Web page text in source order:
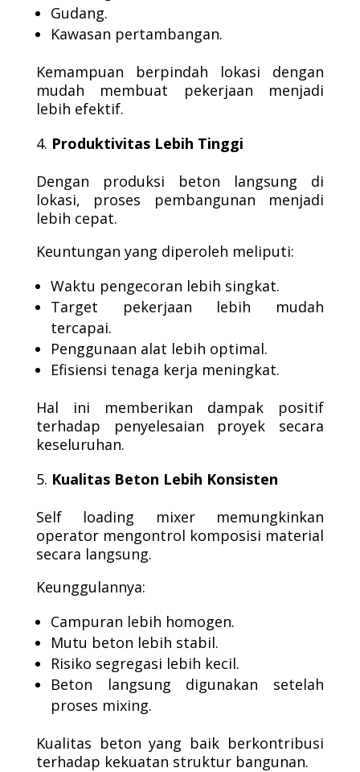
Gudang.
Kawasan pertambangan.
Kemampuan berpindah lokasi dengan
mudah membuat pekerjaan menjadi
lebih efektif.
Produktivitas Lebih Tinggi
Dengan produksi beton langsung di
lokasi, proses pembangunan menjadi
lebih cepat.
Keuntungan yang diperoleh meliputi:
Waktu pengecoran lebih singkat.
Target pekerjaan lebih mudah
tercapai.
Penggunaan alat lebih optimal.
Efisiensi tenaga kerja meningkat.
Hal ini memberikan dampak positif
terhadap penyelesaian proyek secara
keseluruhan.
Kualitas Beton Lebih Konsisten
Self loading mixer memungkinkan
operator mengontrol komposisi material
secara langsung.
Keunggulannya:
Campuran lebih homogen.
Mutu beton lebih stabil.
Risiko segregasi lebih kecil.
Beton langsung digunakan setelah
proses mixing.
Kualitas beton yang baik berkontribusi
terhadap kekuatan struktur bangunan.